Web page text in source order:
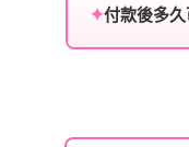
或異常儲
✦付款後多久